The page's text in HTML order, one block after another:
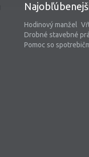
Hodinový manžel
Drobné stavebné
Pomoc so